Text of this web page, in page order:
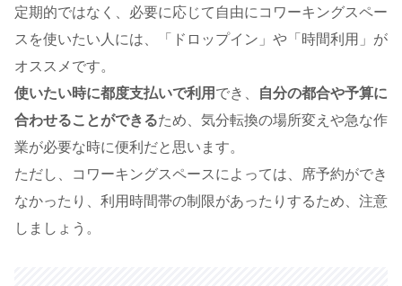
定期的ではなく、必要に応じて自由にコワーキングスペー
スを使いたい人には、「ドロップイン」や「時間利用」が
オススメです。
使いたい時に都度支払いで利用 でき、
自分の都合や予算に
合わせることができるため、気分転換の場所変えや急な作
業が必要な時に便利だと思います。
ただし、コワーキングスペースによっては、席予約ができ
なかったり、利用時間帯の制限があったりするため、注意
しましょう。